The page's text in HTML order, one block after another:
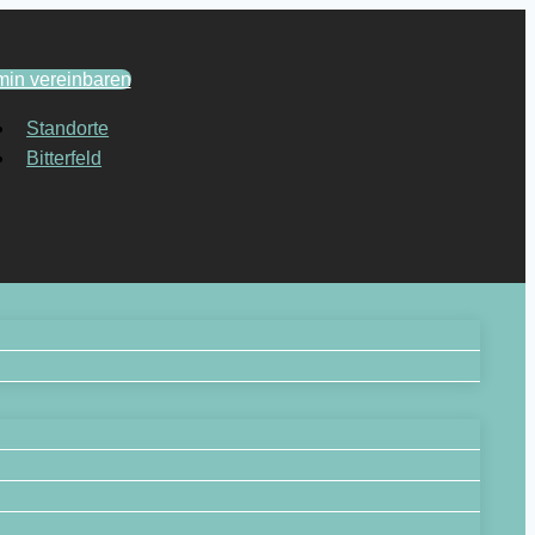
vereinbaren
Standorte
Bitterfeld